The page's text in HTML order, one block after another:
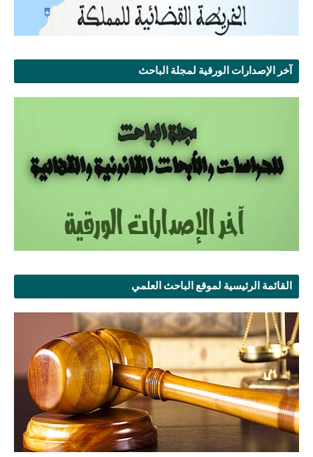
آخر الإصدارات الورقية لمجلة الباحث
القائمة الرئيسية لموقع الباحث العلمي